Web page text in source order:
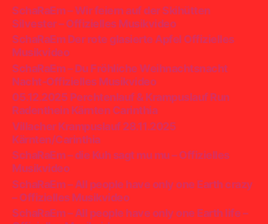
SchaRaEm – Wir feiern auf der Skihütten
Silvester – Offizielles Musikvideo
SchaRaEm Der rote glasierte Apfel Offizielles
Musikvideo
SchaRaEm – Du Fröhliche Weihnachtsnacht
Nacht-Offizielles Musikvideo
05.12.2025 Perchtenlauf & Krampuslauf Run
Radenthein Kärnten Carinthia
Villacher Krampuslauf 28.11.2025
Kärnten/Carinthia
SchaRaEm – die Kuh sagt mu mu – Offizielles
Musikvideo
SchaRaEm – All people have only one Earth crazy
– Offizielles Musikvideo
SchaRaEm – All people have only one Earth life –